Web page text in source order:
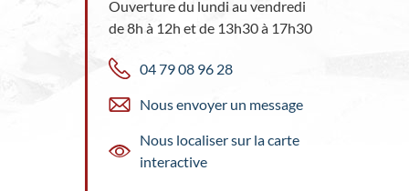
Ouverture du lundi au vendredi
de 8h à 12h et de 13h30 à 17h30
04 79 08 96 28
Nous envoyer un message
Nous localiser sur la carte
interactive